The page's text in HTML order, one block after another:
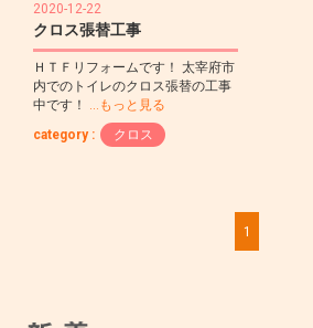
2020-12-22
クロス張替工事
ＨＴＦリフォームです！ 太宰府市
内でのトイレのクロス張替の工事
中です！ …もっと見る
category :
クロス
1